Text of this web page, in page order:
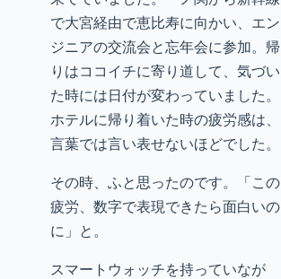
で大宮経由で恵比寿に向かい、エン
ジニアの交流会と忘年会に参加。帰
りはココイチに寄り道して、気づい
た時には日付が変わっていました。
ホテルに帰り着いた時の疲労感は、
言葉では言い表せないほどでした。
その時、ふと思ったのです。「この
疲労、数字で表現できたら面白いの
に」と。
スマートウォッチを持っていなが